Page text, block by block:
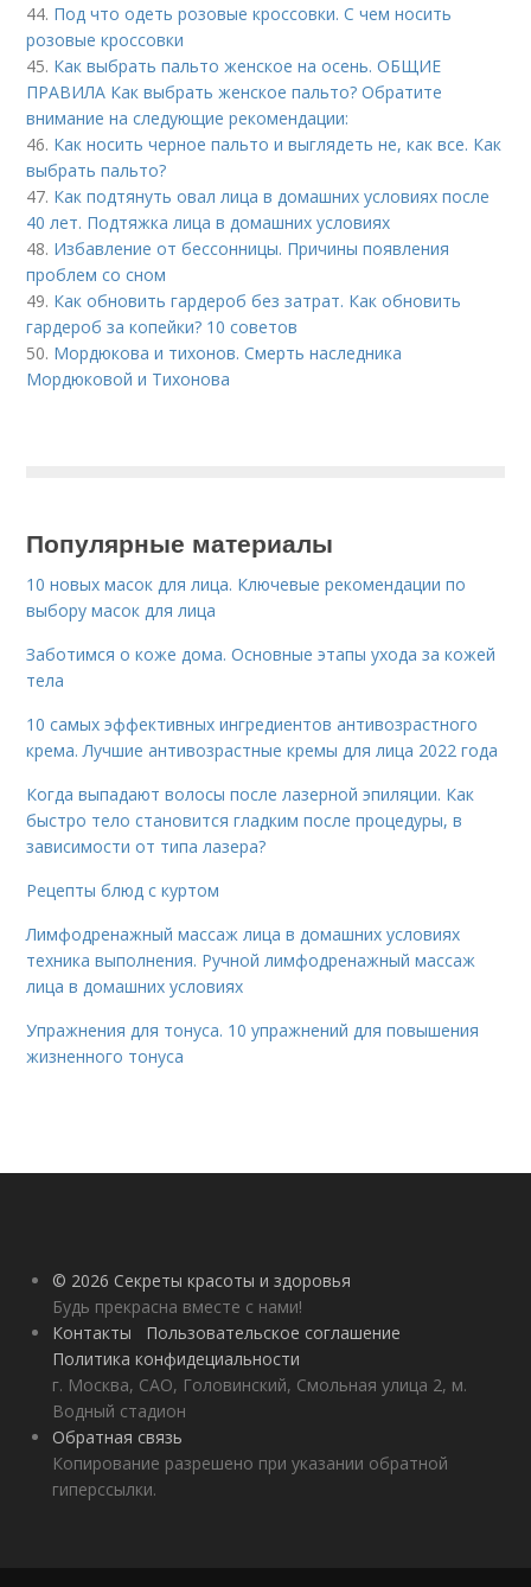
44. Под что одеть розовые кроссовки. С чем носить
розовые кроссовки
45. Как выбрать пальто женское на осень. ОБЩИЕ
ПРАВИЛА Как выбрать женское пальто? Обратите
внимание на следующие рекомендации:
46. Как носить черное пальто и выглядеть не, как все. Как
выбрать пальто?
47. Как подтянуть овал лица в домашних условиях после
40 лет. Подтяжка лица в домашних условиях
48. Избавление от бессонницы. Причины появления
проблем со сном
49. Как обновить гардероб без затрат. Как обновить
гардероб за копейки? 10 советов
50. Мордюкова и тихонов. Смерть наследника
Мордюковой и Тихонова
Популярные материалы
10 новых масок для лица. Ключевые рекомендации по
выбору масок для лица
Заботимся о коже дома. Основные этапы ухода за кожей
тела
10 самых эффективных ингредиентов антивозрастного
крема. Лучшие антивозрастные кремы для лица 2022 года
Когда выпадают волосы после лазерной эпиляции. Как
быстро тело становится гладким после процедуры, в
зависимости от типа лазера?
Рецепты блюд с куртом
Лимфодренажный массаж лица в домашних условиях
техника выполнения. Ручной лимфодренажный массаж
лица в домашних условиях
Упражнения для тонуса. 10 упражнений для повышения
жизненного тонуса
© 2026 Секреты красоты и здоровья
Будь прекрасна вместе с нами!
Контакты
Пользовательское соглашение
Политика конфидециальности
г. Москва, САО, Головинский, Смольная улица 2, м.
Водный стадион
Обратная связь
Копирование разрешено при указании обратной
гиперссылки.